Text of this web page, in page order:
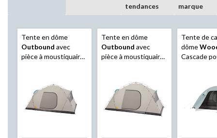
tendances
marque
Tente en dôme
Outbound avec
pièce à moustiquaire,
Tente en dôme
Outbound avec
pièce à moustiquaire,
Tente de
dôme
Cascade
toit et sac
transport